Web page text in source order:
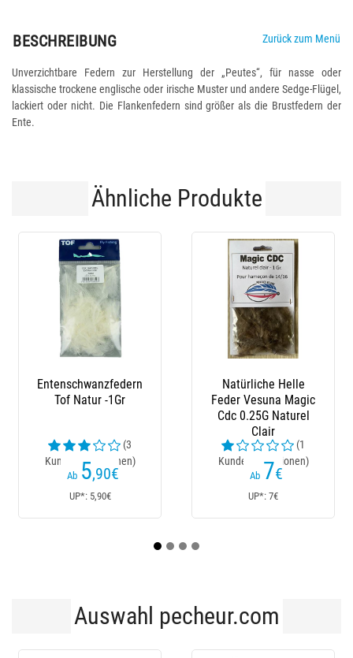
BESCHREIBUNG Zurück zum Menü
Unverzichtbare Federn zur Herstellung der „Peutes“, für nasse oder
klassische trockene englische oder irische Muster und andere Sedge-Flügel,
lackiert oder nicht. Die Flankenfedern sind größer als die Brustfedern der
Ente.
Ähnliche Produkte
Natürliche Helle
Feder Vesuna Magic
(1
Kundenrezensionen)
7 €
Federn (Cul Du
Canard) Jmc
(4
Kundenrezensionen)
3
Auswahl pecheur.com